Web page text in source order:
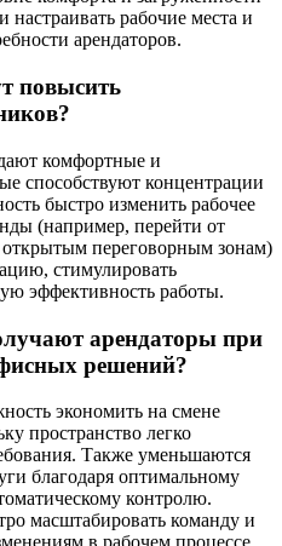
рабочие места и
арендаторов.
повысить
комфортные и
способствуют концентрации
быстро изменить рабочее
(например, перейти от
переговорным зонам)
стимулировать
эффективность работы.
арендаторы при
решений?
экономить на смене
пространство легко
Также уменьшаются
благодаря оптимальному
контролю.
масштабировать команду и